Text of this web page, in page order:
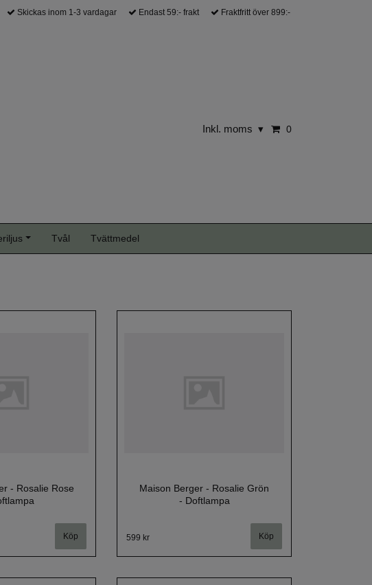
Skickas inom 1-3 vardagar Endast 59:- frakt Fraktfritt över 899:-
Inkl. moms ▾ 0
Tvål Tvättmedel
- Rosalie Rose
Maison Berger - Rosalie Grön
- Doftlampa
599 kr